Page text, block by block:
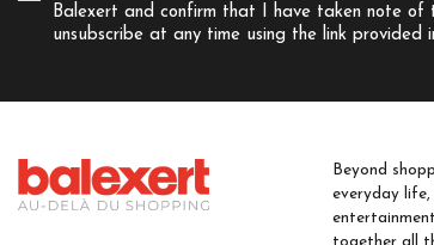
Balexert and confirm that I have taken note of
unsubscribe at any time using the link provided
Beyond
everyday life,
together all